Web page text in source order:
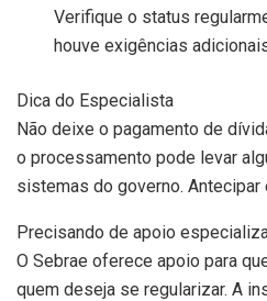
Verifique o status
houve exigências
Dica do Especialista
Não deixe o pagamento de
o processamento pode levar
sistemas do governo.
Precisando de apoio
O Sebrae oferece apoio para
quem deseja se regularizar. A